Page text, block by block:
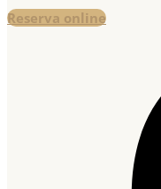
Reserva online